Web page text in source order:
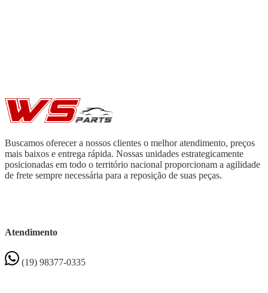
Buscamos oferecer a nossos clientes o melhor atendimento, preços
mais baixos e entrega rápida. Nossas unidades estrategicamente
posicionadas em todo o território nacional proporcionam a agilidade
de frete sempre necessária para a reposição de suas peças.
Atendimento
(19) 98377-0335